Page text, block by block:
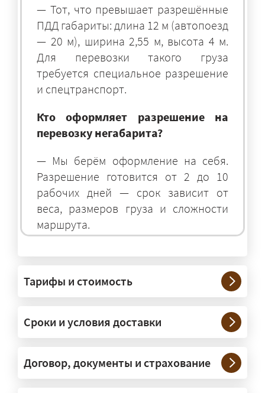
— Тот, что превышает разрешённые
ПДД габариты: длина 12 м (автопоезд
— 20 м), ширина 2,55 м, высота 4 м.
Для перевозки такого груза
требуется специальное разрешение
и спецтранспорт.
Кто оформляет разрешение на
перевозку негабарита?
— Мы берём оформление на себя.
Разрешение готовится от 2 до 10
рабочих дней — срок зависит от
веса, размеров груза и сложности
маршрута.
— На тралах и низкорамниках —
платформах, рассчитанных на
крупногабаритную технику и
конструкции. Транспорт подбираем
под конкретные размеры и вес груза.
Тарифы и стоимость
Сроки и условия доставки
Договор, документы и страхование